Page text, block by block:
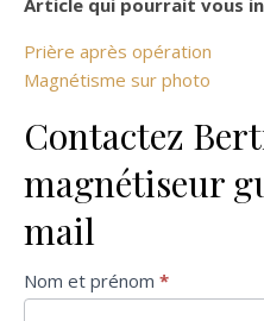
Article qui pourrait vous
Prière après opération
Magnétisme sur photo
Contactez
magnétiseur
mail
Formulaire
de contact
Nom et prénom *